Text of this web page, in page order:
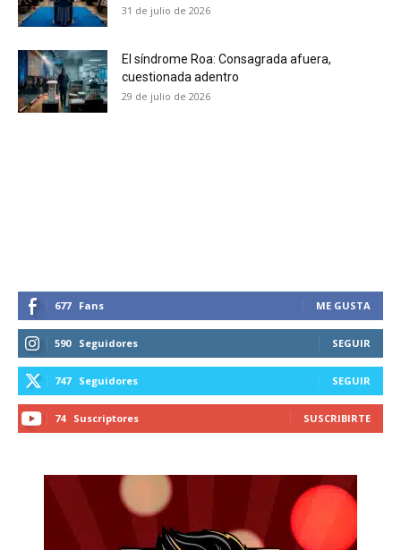
No te pierdas de las
últimas noticias
tobacco harm reduction in your email.
31 de julio de 2026
El síndrome Roa: Consagrada afuera,
cuestionada adentro
29 de julio de 2026
677 Fans ME GUSTA
590 Seguidores SEGUIR
747 Seguidores SEGUIR
74 Suscriptores SUSCRIBIRTE